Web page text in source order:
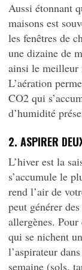
Aussi étonnant
maisons est
les fenêtres de
une dizaine de
ainsi le meilleur
L’aération
CO2 qui
d’humidité
2. ASPIRER
L’hiver est la
s’accumule le
rend l’air de
peut générer
allergènes.
qui se nichent
l’aspirateur
semaine (sols,